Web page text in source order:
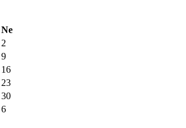
Ne
2
9
16
23
30
6